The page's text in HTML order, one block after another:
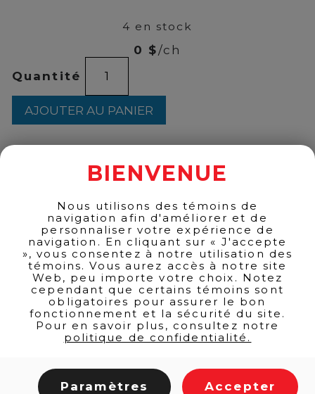
4 en stock
0 $/ch
Quantité
-
Le
EDP
AJOUTER AU PANIER
RETOUR AUX PRODUITSBIENVENUE
Nous utilisons des témoins de
navigation afin d'améliorer et de
personnaliser votre expérience de
navigation. En cliquant sur « J'accepte
», vous consentez à notre utilisation des
témoins. Vous aurez accès à notre site
Web, peu importe votre choix. Notez
cependant que certains témoins sont
obligatoires pour assurer le bon
fonctionnement et la sécurité du site.
Pour en savoir plus, consultez notre
politique de confidentialité.
Paramètres Accepter